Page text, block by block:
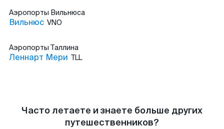
Аэропорты Вильнюса
Вильнюс VNO
Аэропорты Таллина
Леннарт Мери TLL
Часто летаете и знаете больше других
путешественников?